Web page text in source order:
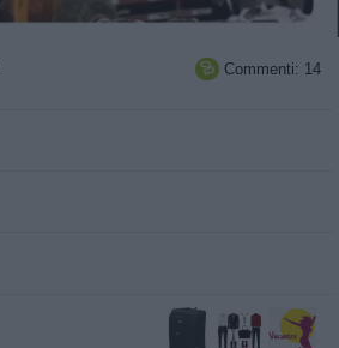
 Commenti: 14